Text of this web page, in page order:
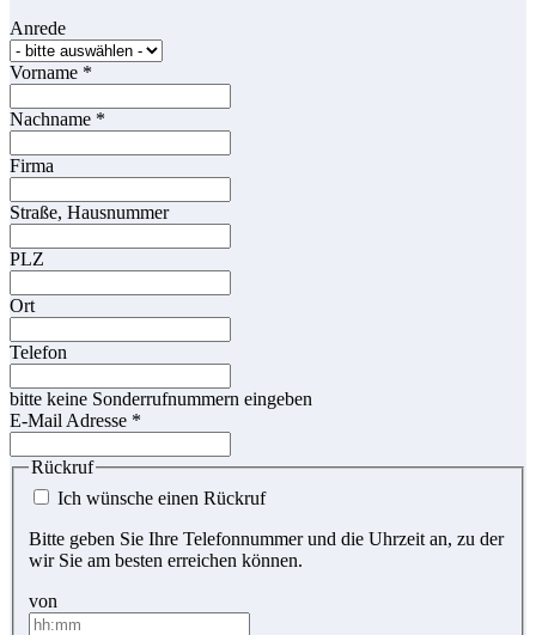
Anrede
Vorname *
Nachname *
Firma
Straße, Hausnummer
PLZ
Ort
Telefon
bitte keine Sonderrufnummern eingeben
E-Mail Adresse *
Rückruf
Ich wünsche einen Rückruf
Bitte geben Sie Ihre Telefonnummer und die Uhrzeit an, zu der
wir Sie am besten erreichen können.
von